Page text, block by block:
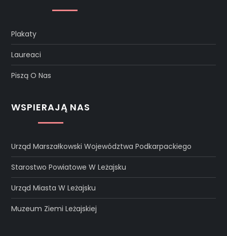
Plakaty
Laureaci
Piszą O Nas
WSPIERAJĄ NAS
Urząd Marszałkowski Województwa Podkarpackiego
Starostwo Powiatowe W Leżajsku
Urząd Miasta W Leżajsku
Muzeum Ziemi Leżajskiej